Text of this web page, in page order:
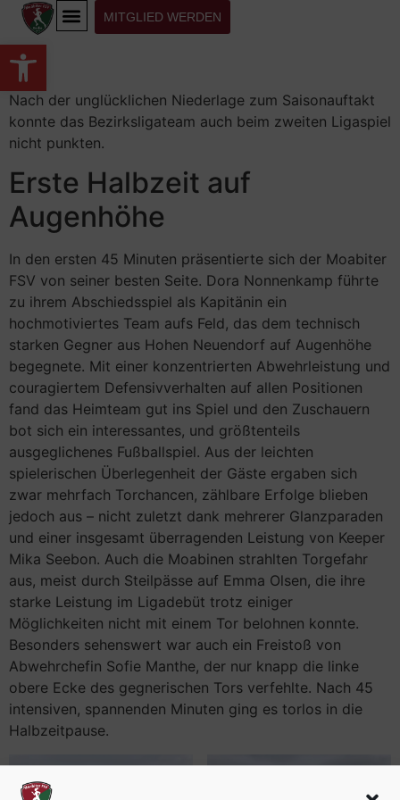
Werkzeugleiste öffnen
MITGLIED WERDEN
Nach der unglücklichen Niederlage zum Saisonauftakt
konnte das Bezirksligateam auch beim zweiten Ligaspiel
nicht punkten.
Erste Halbzeit auf
Augenhöhe
In den ersten 45 Minuten präsentierte sich der Moabiter
FSV von seiner besten Seite. Dora Nonnenkamp führte
zu ihrem Abschiedsspiel als Kapitänin ein
hochmotiviertes Team aufs Feld, das dem technisch
starken Gegner aus Hohen Neuendorf auf Augenhöhe
begegnete. Mit einer konzentrierten Abwehrleistung und
couragiertem Defensivverhalten auf allen Positionen
fand das Heimteam gut ins Spiel und den Zuschauern
bot sich ein interessantes, und größtenteils
ausgeglichenes Fußballspiel. Aus der leichten
spielerischen Überlegenheit der Gäste ergaben sich
zwar mehrfach Torchancen, zählbare Erfolge blieben
jedoch aus – nicht zuletzt dank mehrerer Glanzparaden
und einer insgesamt überragenden Leistung von Keeper
Mika Seebon. Auch die Moabinen strahlten Torgefahr
aus, meist durch Steilpässe auf Emma Olsen, die ihre
starke Leistung im Ligadebüt trotz einiger
Möglichkeiten nicht mit einem Tor belohnen konnte.
Besonders sehenswert war auch ein Freistoß von
Abwehrchefin Sofie Manthe, der nur knapp die linke
obere Ecke des gegnerischen Tors verfehlte. Nach 45
intensiven, spannenden Minuten ging es torlos in die
Halbzeitpause.